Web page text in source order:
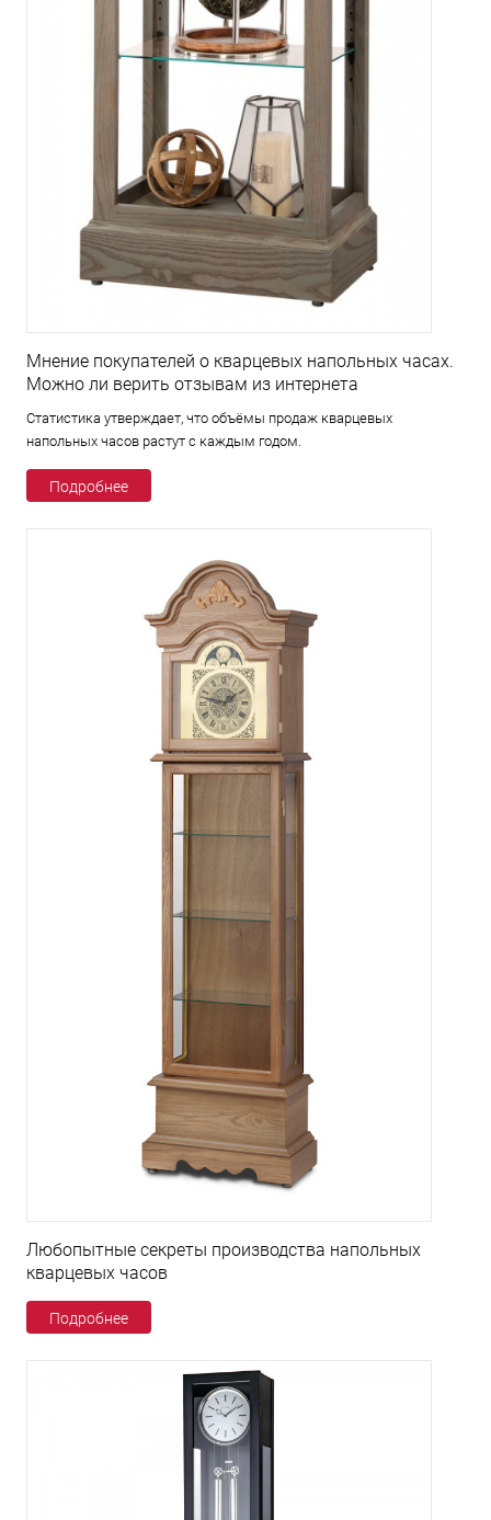
Мнение покупателей о кварцевых напольных часах.
Можно ли верить отзывам из интернета
Статистика утверждает, что объёмы продаж кварцевых
напольных часов растут с каждым годом.
Подробнее
Любопытные секреты производства напольных
кварцевых часов
Подробнее